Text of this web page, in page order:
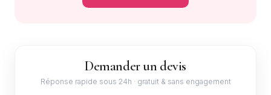
Demander un devis
Réponse rapide sous 24h · gratuit & sans engagement